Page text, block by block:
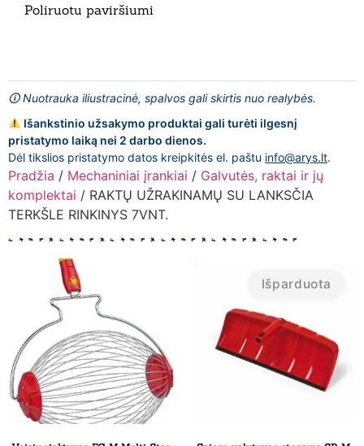
Poliruotu paviršiumi
🛈 Nuotrauka iliustracinė, spalvos gali skirtis nuo realybės.
Išankstinio užsakymo produktai gali turėti ilgesnį
pristatymo laiką nei 2 darbo dienos.
Dėl tikslios pristatymo datos kreipkitės el. paštu info@arys.lt.
Pradžia / Mechaniniai įrankiai / Galvutės, raktai ir jų
komplektai / RAKTŲ UŽRAKINAMŲ SU LANKSČIA
TERKŠLE RINKINYS 7VNT.
Išparduota